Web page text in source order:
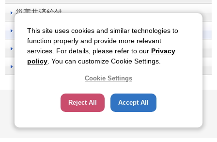
災害共済給付
事故防止
刊行物一覧
お知らせ
サイトのご利用について 関連サイト
プライバシーポリシー
ソーシャルメディアポリシー
All Rights Reserved, Copyright(c), JAPAN SPORT COUNCIL
This site uses cookies and similar technologies to
function properly and provide more relevant
services. For details, please refer to our Privacy
policy . You can customize Cookie Settings.
Cookie Settings
Reject All Accept All